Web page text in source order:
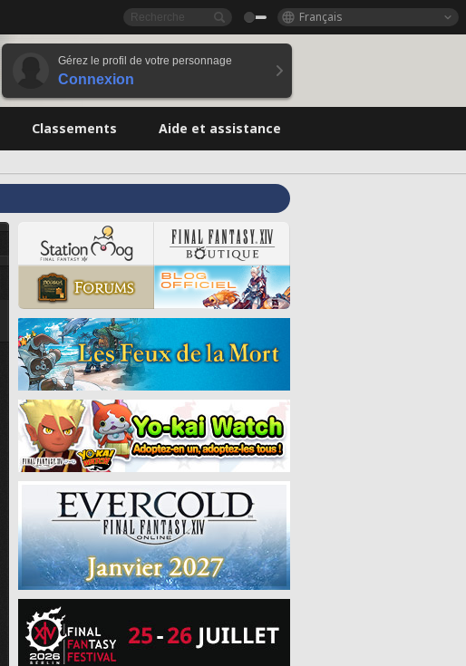
Français
Gérez le profil de votre personnage
Connexion
Classements Aide et assistance